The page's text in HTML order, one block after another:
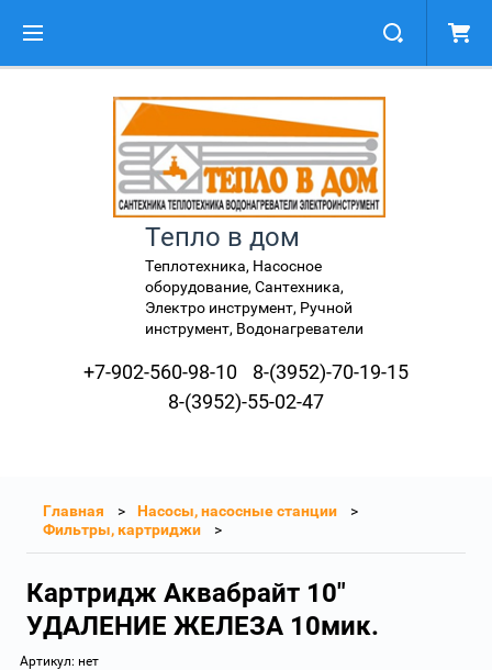
Тепло в дом
Теплотехника, Насосное
оборудование, Сантехника,
Электро инструмент, Ручной
инструмент, Водонагреватели
+7-902-560-98-10
8-(3952)-70-19-15
8-(3952)-55-02-47
Главная
Насосы, насосные станции
Фильтры, картриджи
Картридж Аквабрайт 10"
УДАЛЕНИЕ ЖЕЛЕЗА 10мик.
Артикул: нет